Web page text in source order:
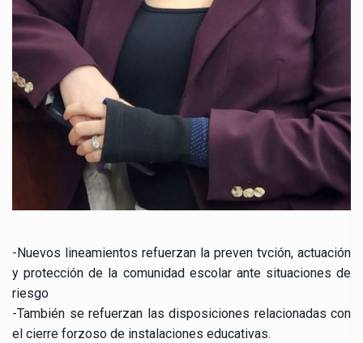
-Nuevos lineamientos refuerzan la preven tvción, actuación
y protección de la comunidad escolar ante situaciones de
riesgo
-También se refuerzan las disposiciones relacionadas con
el cierre forzoso de instalaciones educativas.